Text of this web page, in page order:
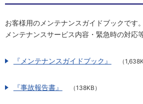
お客様用のメンテナンスガイドブックです。
メンテナンスサービス内容・緊急時の対応
『メンテナンスガイドブック』 （
『事故報告書』 （138KB）